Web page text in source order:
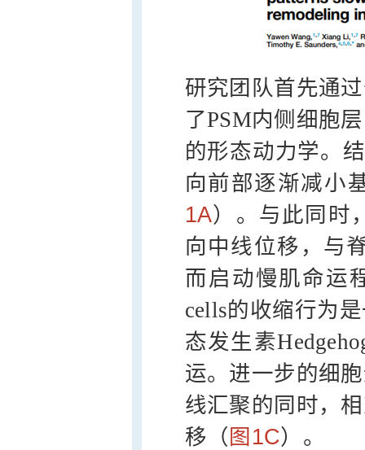
研究团队首先通
了PSM内侧细胞
的形态动力学。
向前部逐渐减小
1A）。与此同时
向中线位移，与
而启动慢肌命运
cells的收缩行为
态发生素
运。进一步的细
线汇聚的同时，
移（ 图1C）。